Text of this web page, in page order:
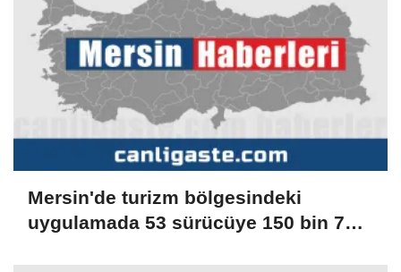
Mersin'de turizm bölgesindeki
uygulamada 53 sürücüye 150 bin 779